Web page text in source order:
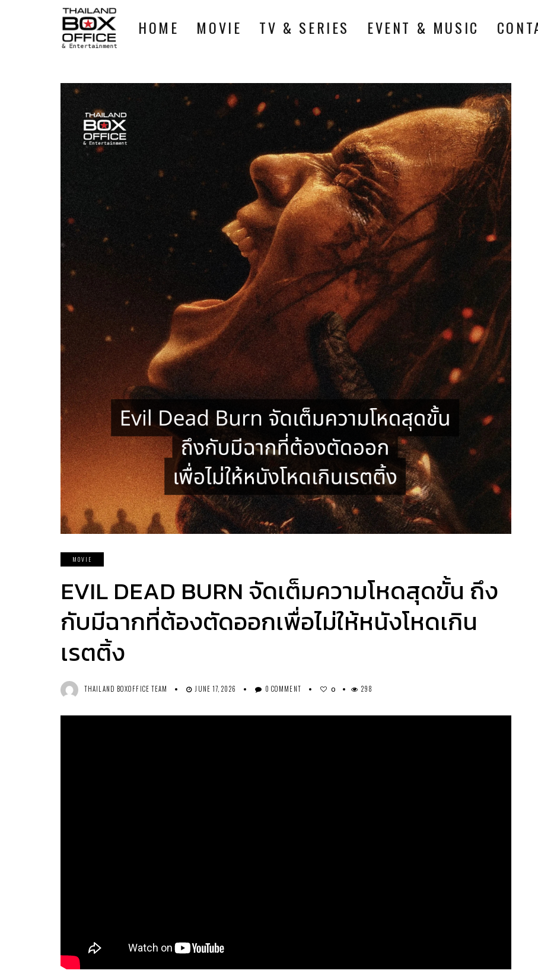
HOME MOVIE TV & SERIES EVENT & MUSIC
MOVIE
EVIL DEAD BURN จัดเต็มความโหดสุดขั้น ถึง
กับมีฉากที่ต้องตัดออกเพื่อไม่ให้หนังโหดเกิน
เรตติ้ง
THAILAND BOXOFFICE TEAM JUNE 17, 2026 0 COMMENT 0 298